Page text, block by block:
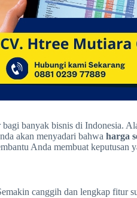
banyak bisnis di Indonesia.
akan menyadari bahwa harga
Anda membuat keputusan
canggih dan lengkap fitur